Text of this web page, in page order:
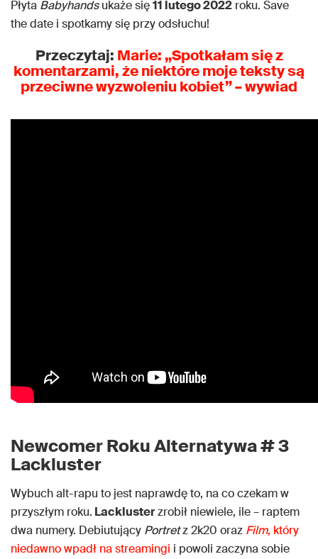
Płyta Babyhandsukaże się11 lutego 2022 roku. Save
the date i spotkamy się przy odsłuchu!
Przeczytaj: Marie: „Spotkałam się z
komentarzami, że niektóre moje teksty są
przeciwne wyzwoleniu kobiet” –wywiad
Newcomer Roku Alternatywa # 3
Lackluster
Wybuch alt-rapu to jest naprawdę to, na co czekam w
przyszłym roku. Lacklusterzrobił niewiele, ile – raptem
dwa numery. Debiutujący Portretz 2k20 oraz Film, który
niedawno wpadł na streamingi i powoli zaczyna sobie